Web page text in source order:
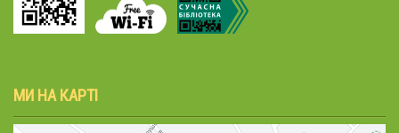
МИ НА КАРТІ